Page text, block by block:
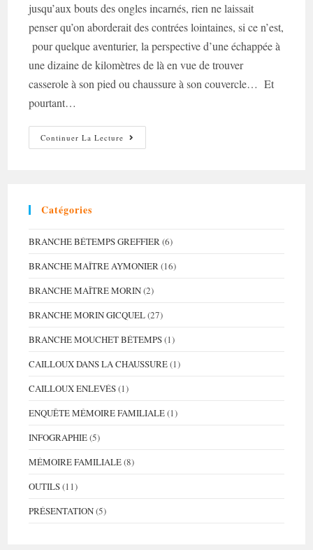
jusqu’aux bouts des ongles incarnés, rien ne laissait
penser qu’on aborderait des contrées lointaines, si ce n’est,
pour quelque aventurier, la perspective d’une échappée à
une dizaine de kilomètres de là en vue de trouver
casserole à son pied ou chaussure à son couvercle… Et
pourtant…
Continuer La Lecture Un
Être
Dévoyée
Catégories
BRANCHE BÉTEMPS GREFFIER(6)
BRANCHE MAÎTRE AYMONIER(16)
BRANCHE MAÎTRE MORIN(2)
BRANCHE MORIN GICQUEL(27)
BRANCHE MOUCHET BÉTEMPS(1)
CAILLOUX DANS LA CHAUSSURE(1)
CAILLOUX ENLEVÉS(1)
ENQUÊTE MÉMOIRE FAMILIALE(1)
INFOGRAPHIE(5)
MÉMOIRE FAMILIALE(8)
OUTILS(11)
PRÉSENTATION(5)